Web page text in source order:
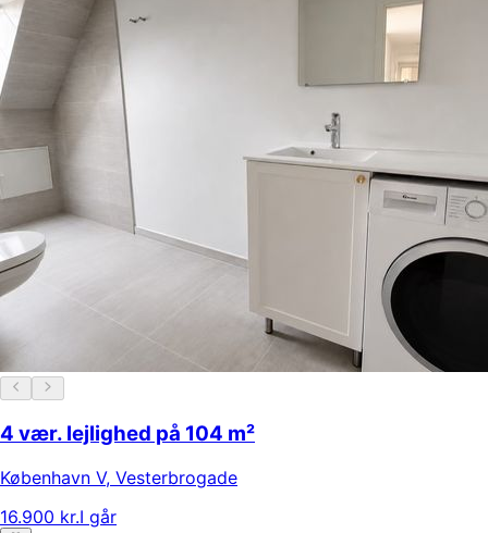
4 vær. lejlighed på 104 m²
København V, Vesterbrogade
16.900 kr.I går